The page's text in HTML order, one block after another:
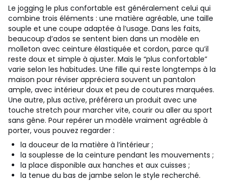
Le jogging le plus confortable est généralement celui qui
combine trois éléments : une matière agréable, une taille
souple et une coupe adaptée à l’usage. Dans les faits,
beaucoup d’ados se sentent bien dans un modèle en
molleton avec ceinture élastiquée et cordon, parce qu’il
reste doux et simple à ajuster. Mais le “plus confortable”
varie selon les habitudes. Une fille qui reste longtemps à la
maison pour réviser appréciera souvent un pantalon
ample, avec intérieur doux et peu de coutures marquées.
Une autre, plus active, préférera un produit avec une
touche stretch pour marcher vite, courir ou aller au sport
sans gêne. Pour repérer un modèle vraiment agréable à
porter, vous pouvez regarder :
la douceur de la matière à l’intérieur ;
la souplesse de la ceinture pendant les mouvements ;
la place disponible aux hanches et aux cuisses ;
la tenue du bas de jambe selon le style recherché.